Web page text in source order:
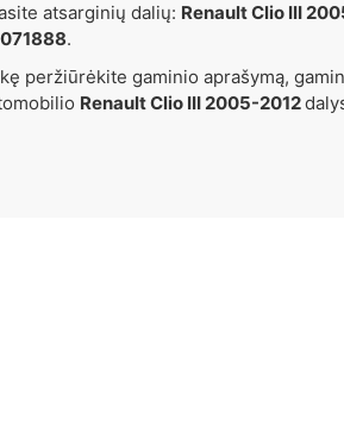
atsarginių dalių: Renault Clio III
.
peržiūrėkite gaminio aprašymą,
Renault Clio III 2005-2012